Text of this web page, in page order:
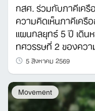
กสศ. ร่วมกับภาคีเครื
ความคิดเห็นภาคีเครื
แผนกลยุทธ์ 5 ปี เดิน
ทศวรรษที่ 2 ของคว
5 สิงหาคม 2569
Movement